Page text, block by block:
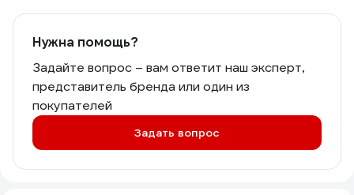
Нужна помощь?
Задайте вопрос – вам ответит наш эксперт,
представитель бренда или один из
покупателей
Задать вопрос